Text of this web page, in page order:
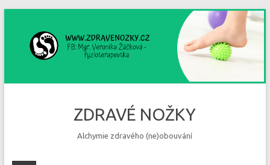
content
ZDRAVÉ NOŽKY
Alchymie zdravého (ne)obouvání